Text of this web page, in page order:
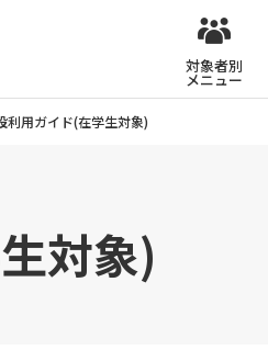
対象者別
メニュー
利用ガイド(在学生対象)
対象)